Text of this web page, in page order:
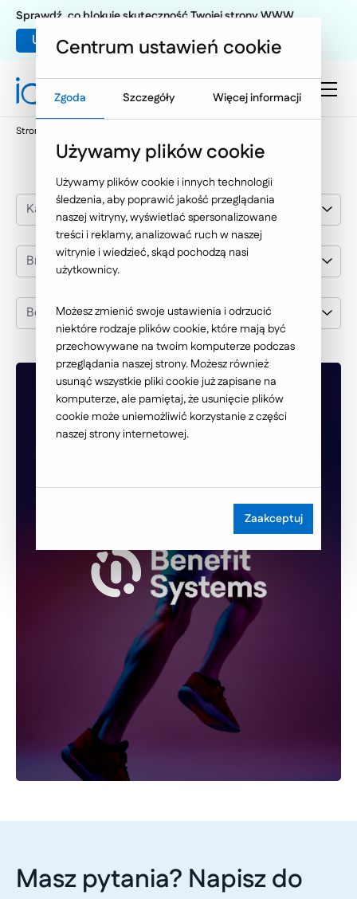
Umów warsztat UX
Sprawdź, co blokuje skuteczność Twojej strony WWW
Strona główna
Kategoria realizacji
Branża
Benefit Systems
Masz pytania? Napisz do
Centrum ustawień cookie
Zgoda Szczegóły Więcej informacji
Używamy plików cookie
Używamy plików cookie i innych technologii
śledzenia, aby poprawić jakość przeglądania
naszej witryny, wyświetlać spersonalizowane
treści i reklamy, analizować ruch w naszej
witrynie i wiedzieć, skąd pochodzą nasi
użytkownicy.
Możesz zmienić swoje ustawienia i odrzucić
niektóre rodzaje plików cookie, które mają być
przechowywane na twoim komputerze podczas
przeglądania naszej strony. Możesz również
usunąć wszystkie pliki cookie już zapisane na
komputerze, ale pamiętaj, że usunięcie plików
cookie może uniemożliwić korzystanie z części
naszej strony internetowej.
Zaakceptuj